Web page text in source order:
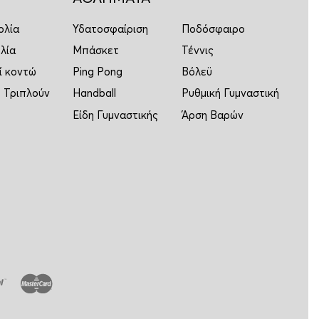
κοντώ
Υδατοσφαίριση
Ποδόσφαιρο
Μπάσκετ
Τέννις
Ping Pong
Βόλεϋ
Handball
Ρυθμική Γυμναστική
Είδη Γυμναστικής
Άρση Βαρών